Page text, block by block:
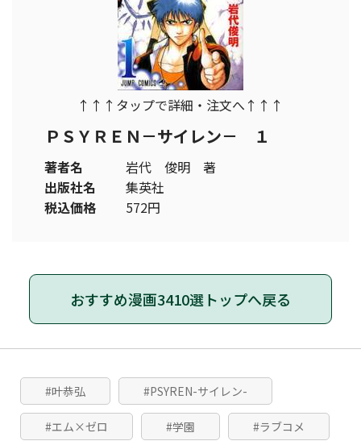
↑↑↑タップで詳細・注文へ↑↑↑
ＰＳＹＲＥＮ－サイレン－ １
著者名
岩代 俊明 著
出版社名
集英社
税込価格
572円
おすすめ漫画3410選トップへ戻る
#叶恭弘 #PSYREN-サイレン-
#エム×ゼロ #学園 #ラブコメ